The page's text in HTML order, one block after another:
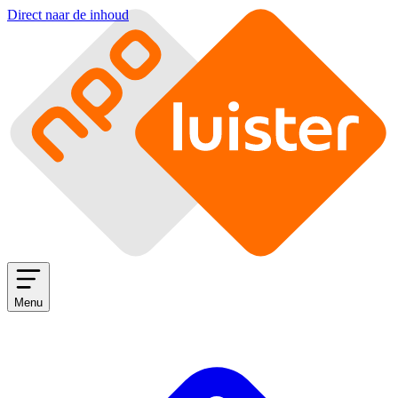
Direct naar de inhoud
Menu